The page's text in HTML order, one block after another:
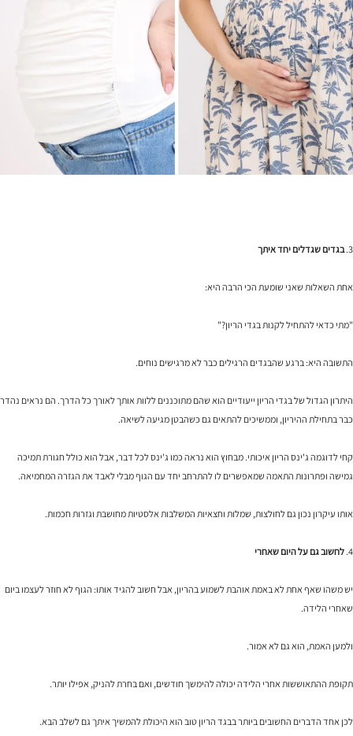
3. בגדים שגדלים יחד איתך
אחת השאלות שאני שומעת הכי הרבה היא:
"מתי כדאי להתחיל לקנות בגדי הריון?"
התשובה היא: ברגע שהבגדים הרגילים כבר לא מרגישים נוחים.
היתרון הגדול של בגדי הריון ייעודיים הוא שהם מתוכננים ללוות אותך לאורך כל הדרך. הם נראים נהדר
כבר בתחילת ההיריון, וממשיכים להתאים גם כשהבטן מגיעה לשיאה.
קחי לדוגמה ג'ינס הריון איכותי. מבחוץ הוא נראה כמו ג'ינס לכל דבר, אבל הוא כולל חגורת תמיכה
גמישה ופתרונות התאמה שמאפשרים לו להתרחב יחד עם הגוף מבלי לאבד את הגזרה המחמיאה.
אותו עיקרון נכון גם לחולצות, שמלות וחצאיות המשלבות אלסטיות מחושבת וגזרות חכמות.
4. לחשוב גם על היום שאחרי
יש משהו שאף אחת לא באמת אוהבת לשמוע בהריון, אבל חשוב להגיד אותו: הגוף לא חוזר לעצמו ביום
שאחרי הלידה.
ולמען האמת, הוא גם לא אמור.
תקופת ההתאוששות אחרי הלידה יכולה להימשך חודשים, ואם בחרת להניק, אפילו יותר.
לכן אחד הדברים החשובים ביותר בבגד הריון טוב הוא היכולת להמשיך איתך גם לשלב הבא.